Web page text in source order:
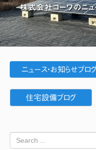
株式会社コーワのニ
ニュース・お知らせブロ
住宅設備ブログ